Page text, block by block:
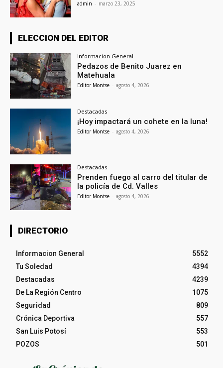
admin - marzo 23, 2025
ELECCION DEL EDITOR
Informacion General
Pedazos de Benito Juarez en
Matehuala
Editor Montse - agosto 4, 2026
Destacadas
¡Hoy impactará un cohete en la luna!
Editor Montse - agosto 4, 2026
Destacadas
Prenden fuego al carro del titular de
la policía de Cd. Valles
Editor Montse - agosto 4, 2026
DIRECTORIO
Informacion General
5552
Tu Soledad
4394
Destacadas
4239
De La Región Centro
1075
Seguridad
809
Crónica Deportiva
557
San Luis Potosí
553
POZOS
501